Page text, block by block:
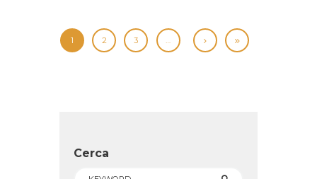
1 2 3
Cerca